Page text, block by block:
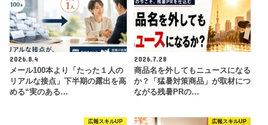
2026.8.4
メール100本より「たった１人の
リアルな接点」下半期の露出を高
める“実のある…
2026.7.28
商品名を外してもニュースになる
か？「猛暑対策商品」が取材につ
ながる残暑PRの…
広報スキルUP 広報スキルUP